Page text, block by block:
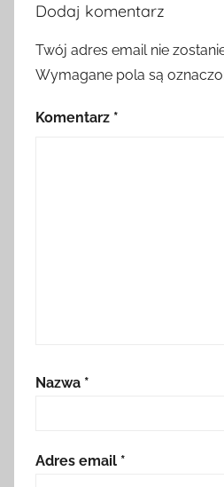
Dodaj komentarz
Twój adres email nie
Wymagane pola są
Komentarz *
Nazwa *
Adres email *